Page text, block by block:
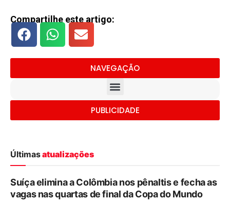
Compartilhe este artigo:
NAVEGAÇÃO
PUBLICIDADE
Últimasatualizações
Suíça elimina a Colômbia nos pênaltis e fecha as
vagas nas quartas de final da Copa do Mundo